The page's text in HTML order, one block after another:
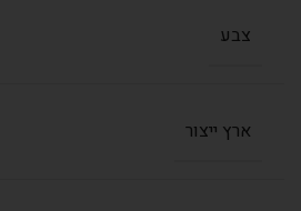
צבע
ארץ ייצור